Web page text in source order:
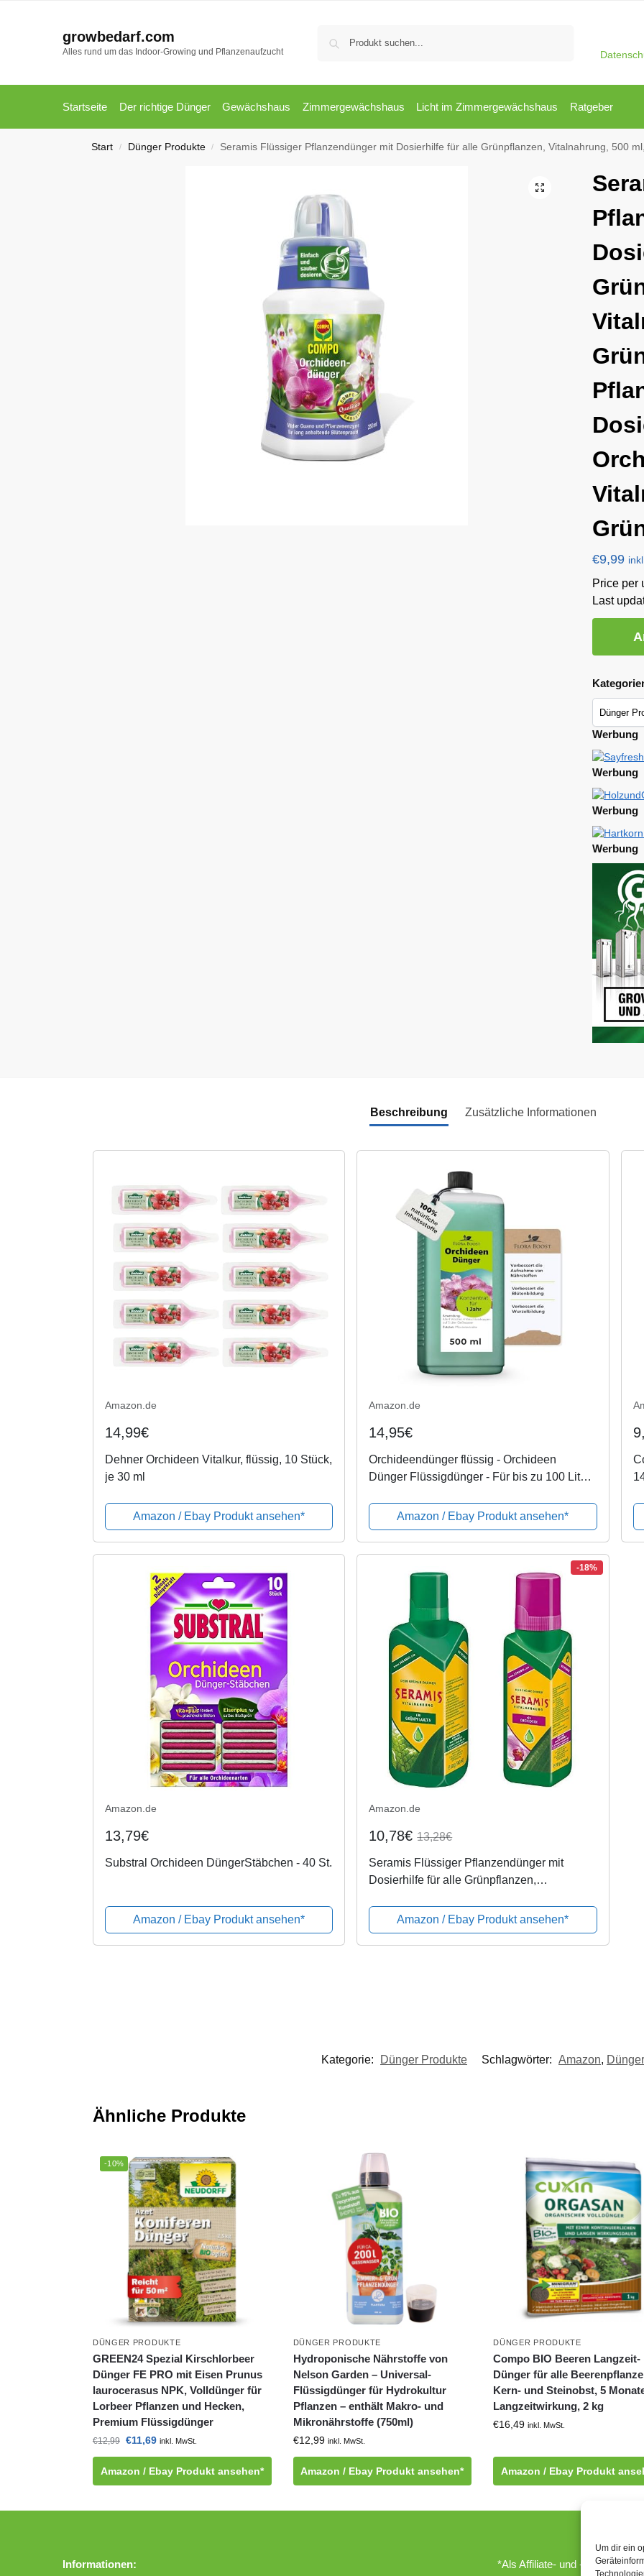
Um dir ein
growbedarf.com
Alles rund um das Indoor-Growing und Pflanzenaufzucht
Startseite Der richtige Dünger Gewächshaus Zimmergewächshaus Licht im Zimmergewächshaus Ratgeber
Start / Dünger Produkte / Seramis Flüssiger Pflanzendünger mit Dosierhilfe für alle Grünpflanzen, Vitalnahrung, 500 ml, Grün & Flüssiger
€9,99
Price per
Last
Werbung
Werbung
Werbung
Werbung
Beschreibung Zusätzliche Informationen
Amazon.de
14,99€
Dehner Orchideen Vitalkur, flüssig, 10 Stück,
je 30 ml
Amazon / Ebay Produkt ansehen*
Amazon.de
14,95€
Orchideendünger flüssig - Orchideen
Dünger Flüssigdünger - Für bis zu 100 Liter
Amazon / Ebay Produkt ansehen*
Amazon.de
13,79€
Substral Orchideen DüngerStäbchen - 40 St.
Amazon / Ebay Produkt ansehen*
-18%
Amazon.de
10,78€13,28€
Seramis Flüssiger Pflanzendünger mit
Dosierhilfe für alle Grünpflanzen,
Pflanzendünger mit Dosierhilfe für
Orchideen,...
Amazon / Ebay Produkt ansehen*
Kategorie: Dünger Produkte Schlagwörter: Amazon, Dünger
Ähnliche Produkte
-10%
DÜNGER PRODUKTE
GREEN24 Spezial Kirschlorbeer
Dünger FE PRO mit Eisen Prunus
laurocerasus NPK, Volldünger für
Lorbeer Pflanzen und Hecken,
Premium Flüssigdünger
€12,99 €11,69 inkl. MwSt.
Amazon / Ebay Produkt ansehen*
DÜNGER PRODUKTE
Hydroponische Nährstoffe von
Nelson Garden – Universal-
Flüssigdünger für Hydrokultur
Pflanzen – enthält Makro- und
Mikronährstoffe (750ml)
€12,99 inkl. MwSt.
Amazon / Ebay Produkt ansehen*
DÜNGER PRODUKTE
Compo BIO Beeren Langzeit-
Dünger für alle
Kern- und Steinobst, 5
Langzeitwirkung, 2 kg
€16,49 inkl. MwSt.
Amazon / Ebay Produkt
Informationen: *Als Affiliate- und -Ebay/